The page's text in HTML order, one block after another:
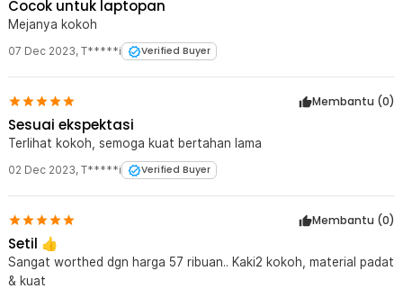
Rincian yang Anda dapatkan untuk pembelian produk ini:
1 x TaffHOME Stand Meja Laptop Lipat Foldable Notebook Desk
Table - BC60
Cocok untuk laptopan
Mejanya kokoh
07 Dec 2023, T*****i Verified Buyer
Membantu (0)
Sesuai ekspektasi
Terlihat kokoh, semoga kuat bertahan lama
02 Dec 2023, T*****i Verified Buyer
Membantu (0)
Setil 👍
Sangat worthed dgn harga 57 ribuan.. Kaki2 kokoh, material padat
& kuat